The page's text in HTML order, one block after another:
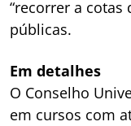
“recorrer a
públicas.
Em detalhes
O Conselho
em cursos com